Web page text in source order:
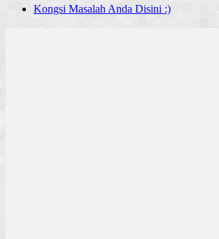
Kongsi Masalah Anda Disini :)